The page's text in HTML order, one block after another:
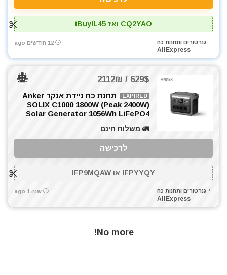
גנרטורים ותחנות כח
חומרי הדבקה ואיטום
טרימר / ראוטר
כלי אינסטלציה
כלי גינון
כלי מדידה
כלים ידניים
כלים לחשמלאים
מברגונים נטענים
מברגים
CQ2YAO ואז iBuyIL45
גנרטורים ותחנות כח
AliExpress
12 חודשים ago
629$ / 2112₪
EXPIRED
תחנת כח ניידת אנקר Anker
SOLIX C1000 1800W (Peak 2400W)
Solar Generator 1056Wh LiFePO4
🚛 משלוח חינם
לרכישה
IFPYYQY או IFP9MQAW
גנרטורים ותחנות כח
AliExpress
שנה 1 ago
No more!